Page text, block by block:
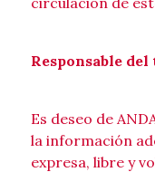
Responsable
Es deseo de
la información
expresa, libre y